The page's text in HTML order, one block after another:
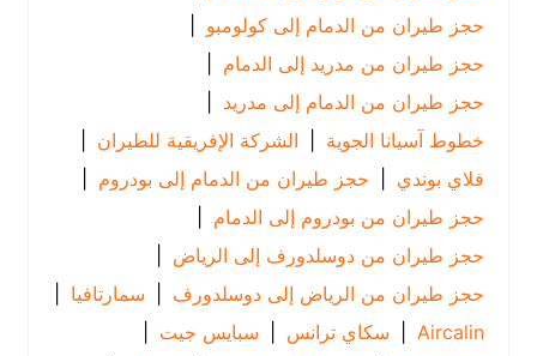
حجز طيران من الدمام إلى كولومبو |
حجز طيران من مدريد إلى الدمام
|
حجز طيران من الدمام إلى مدريد |
خطوط آسيانا الجوية
| الشركة الإفريقية للطيران |
فلاي بوندي | حجز طيران من الدمام إلى بودروم |
حجز طيران من بودروم إلى الدمام
|
حجز طيران من دوسلدورف إلى الرياض
|
حجز طيران من الرياض إلى دوسلدورف | سمارتافيا
|
Aircalin
| سكاي ترانس | سبايس جيت
|